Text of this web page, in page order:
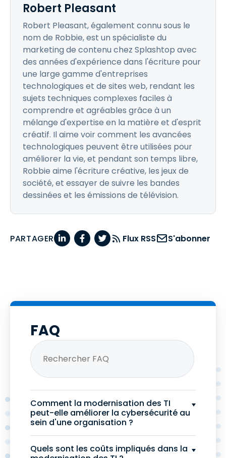
Robert Pleasant
Robert Pleasant, également connu sous le
nom de Robbie, est un spécialiste du
marketing de contenu chez Splashtop avec
des années d'expérience dans l'écriture pour
une large gamme d'entreprises
technologiques et de sites web, rendant les
sujets techniques complexes faciles à
comprendre et agréables grâce à un
mélange d'expertise en la matière et d'esprit
créatif. Il aime voir comment les avancées
technologiques peuvent être utilisées pour
améliorer la vie, et pendant son temps libre,
Robbie aime l'écriture créative, les jeux de
société, et essayer de suivre les bandes
dessinées et les émissions de télévision.
PARTAGER Flux RSS S'abonner
FAQ
Comment la modernisation des TI
peut-elle améliorer la cybersécurité au
sein d'une organisation ?
Quels sont les coûts impliqués dans la